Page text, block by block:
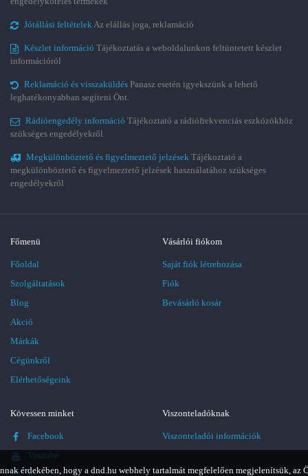
érdekében, hogy a dnd.hu webhely tartalmát megfelelően megjelenítsük, az
Jótállási feltételekAz elállás joga, reklamáció
Készlet információ Tájékoztatás a weboldalunkon feltüntetett készlet
információról
Reklamáció és visszaküldés Panasz esetén igyekszünk a lehető
leghatékonyabban segíteni Önt.
Rádióengedély információ Tájékoztató a rádiófrekvenciás eszközökhöz
szükséges engedélyekről
Megkülönböztető és figyelmeztető jelzések Tájékoztató a
megkülönböztető és figyelmeztető jelzések használatához szükséges
engedélyekről
Főmenü
Főoldal
Szolgáltatások
Blog
Akció
Márkák
Cégünkről
Elérhetőségeink
Vásárlói fiókom
Saját fiók létrehozása
Fiók
Bevásárló kosár
Kövessen minket
Facebook
Youtube
Viszonteladóknak
Viszonteladói információk